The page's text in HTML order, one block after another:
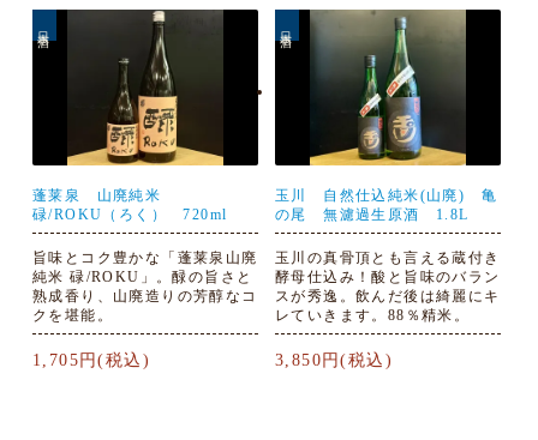
蓬莱泉 山廃純米
碌/ROKU（ろく） 720ml
旨味とコク豊かな「蓬莱泉山廃
純米 碌/ROKU」。醁の旨さと
熟成香り、山廃造りの芳醇なコ
クを堪能。
1,705円(税込)
玉川 自然仕込純米(山廃) 亀
の尾 無濾過生原酒 1.8L
玉川の真骨頂とも言える蔵付き
酵母仕込み！酸と旨味のバラン
スが秀逸。飲んだ後は綺麗にキ
レていきます。88％精米。
3,850円(税込)